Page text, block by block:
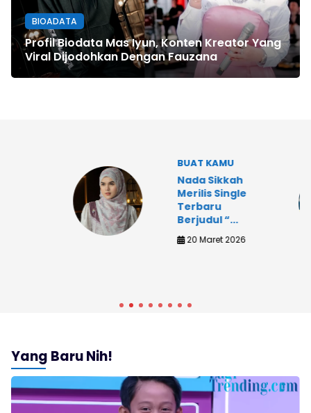
BIOADATA
Profil Biodata Mas Iyun, Konten Kreator Yang
Viral Dijodohkan Dengan Fauzana
BUAT KAMU
Nada Sikkah
Merilis Single
Terbaru
Berjudul “...
20 Maret 2026
Yang Baru Nih!